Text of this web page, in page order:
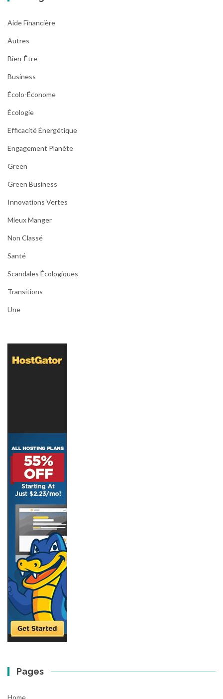
Aide Financière
Autres
Bien-Être
Business
Écolo-Économe
Écologie
Efficacité Énergétique
Engagement Planète
Green
Green Business
Innovations Vertes
Mieux Manger
Non Classé
Santé
Scandales Écologiques
Transitions
Une
Pages
Home